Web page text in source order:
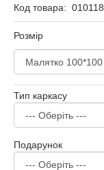
Код товара: 010118
Розмір
Тип каркасу
Подарунок